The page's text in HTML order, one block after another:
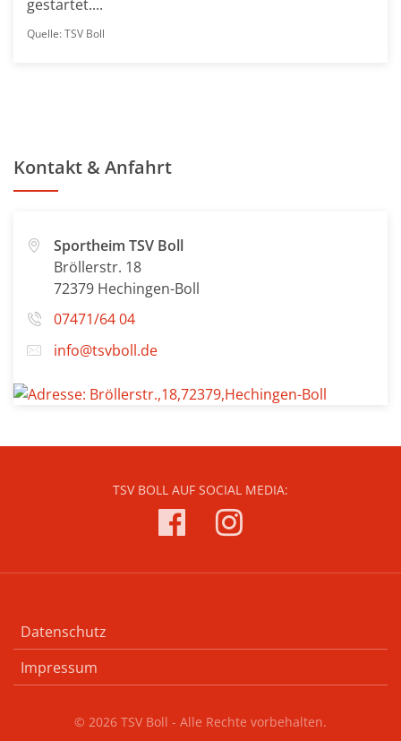
gestartet....
Quelle: TSV Boll
Kontakt & Anfahrt
Sportheim TSV Boll
Bröllerstr. 18
72379 Hechingen-Boll
07471/64 04
info@tsvboll.de
TSV BOLL AUF SOCIAL MEDIA:
Datenschutz
Impressum
© 2026 TSV Boll - Alle Rechte vorbehalten.